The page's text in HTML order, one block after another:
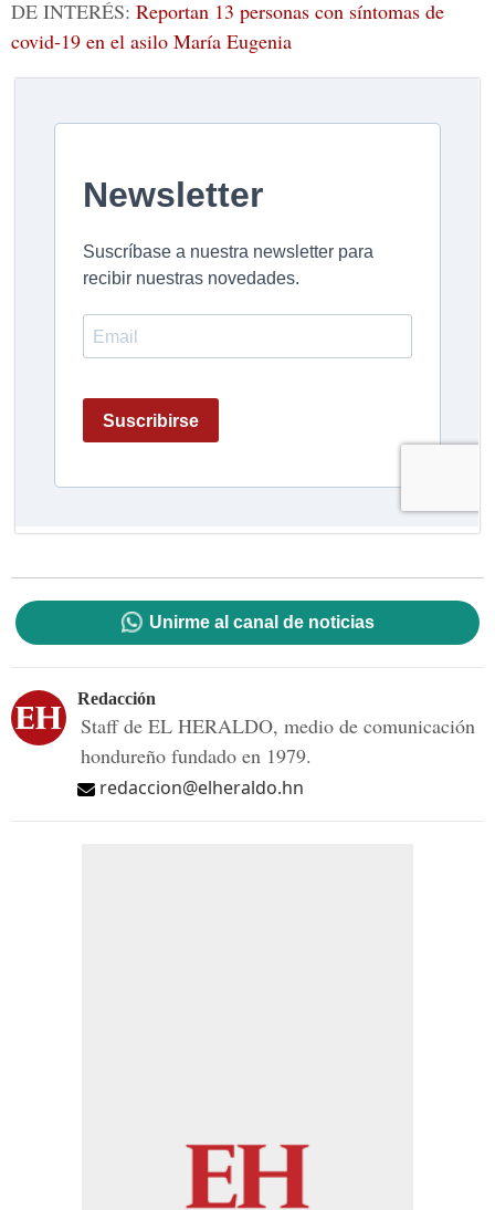
DE INTERÉS: Reportan 13 personas con síntomas de
covid-19 en el asilo María Eugenia
Unirme al canal de noticias
Redacción
Staff de EL HERALDO, medio de comunicación
hondureño fundado en 1979.
redaccion@elheraldo.hn